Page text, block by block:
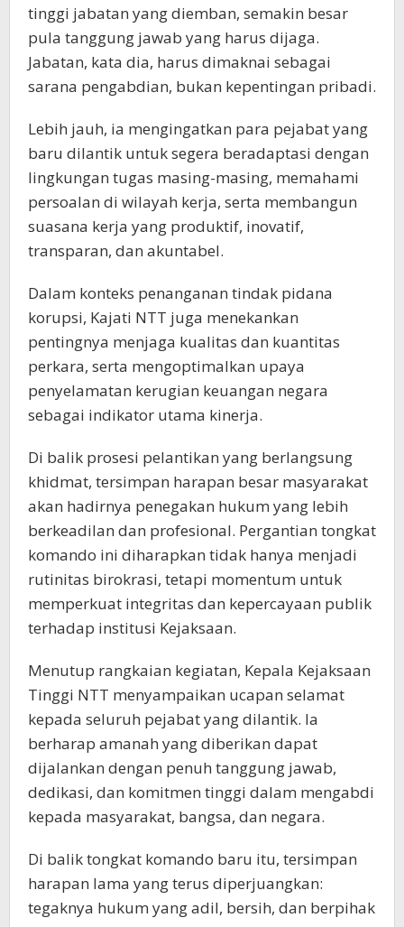
tinggi jabatan yang diemban, semakin besar
pula tanggung jawab yang harus dijaga.
Jabatan, kata dia, harus dimaknai sebagai
sarana pengabdian, bukan kepentingan pribadi.
Lebih jauh, ia mengingatkan para pejabat yang
baru dilantik untuk segera beradaptasi dengan
lingkungan tugas masing-masing, memahami
persoalan di wilayah kerja, serta membangun
suasana kerja yang produktif, inovatif,
transparan, dan akuntabel.
Dalam konteks penanganan tindak pidana
korupsi, Kajati NTT juga menekankan
pentingnya menjaga kualitas dan kuantitas
perkara, serta mengoptimalkan upaya
penyelamatan kerugian keuangan negara
sebagai indikator utama kinerja.
Di balik prosesi pelantikan yang berlangsung
khidmat, tersimpan harapan besar masyarakat
akan hadirnya penegakan hukum yang lebih
berkeadilan dan profesional. Pergantian tongkat
komando ini diharapkan tidak hanya menjadi
rutinitas birokrasi, tetapi momentum untuk
memperkuat integritas dan kepercayaan publik
terhadap institusi Kejaksaan.
Menutup rangkaian kegiatan, Kepala Kejaksaan
Tinggi NTT menyampaikan ucapan selamat
kepada seluruh pejabat yang dilantik. Ia
berharap amanah yang diberikan dapat
dijalankan dengan penuh tanggung jawab,
dedikasi, dan komitmen tinggi dalam mengabdi
kepada masyarakat, bangsa, dan negara.
Di balik tongkat komando baru itu, tersimpan
harapan lama yang terus diperjuangkan:
tegaknya hukum yang adil, bersih, dan berpihak